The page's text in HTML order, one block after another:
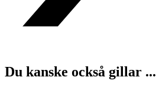
Du kanske också gillar ...